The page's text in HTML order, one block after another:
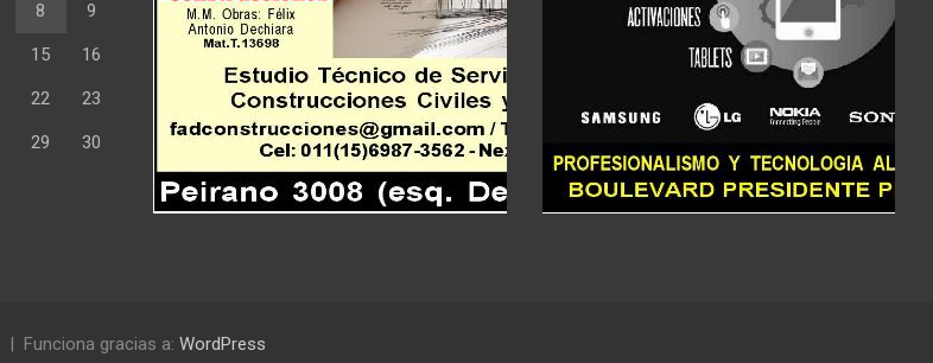
8 9
15 16
22 23
29 30
Funciona gracias a: WordPress